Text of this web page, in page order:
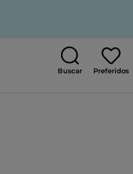
Buscar Preferidos